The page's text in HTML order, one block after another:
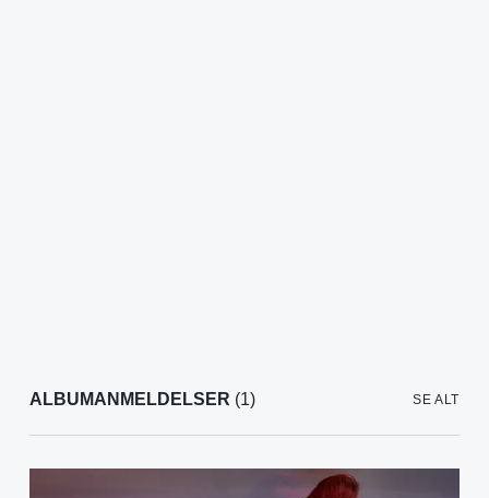
ALBUMANMELDELSER (1) SE ALT